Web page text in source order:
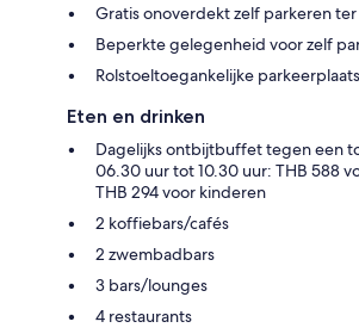
Gratis onoverdekt zelf parkeren
Beperkte gelegenheid voor zelf
Rolstoeltoegankelijke
Eten en drinken
Dagelijks ontbijtbuffet tegen een
06.30 uur tot 10.30 uur: THB 588
THB 294 voor kinderen
2 koffiebars/cafés
2 zwembadbars
3 bars/lounges
4 restaurants